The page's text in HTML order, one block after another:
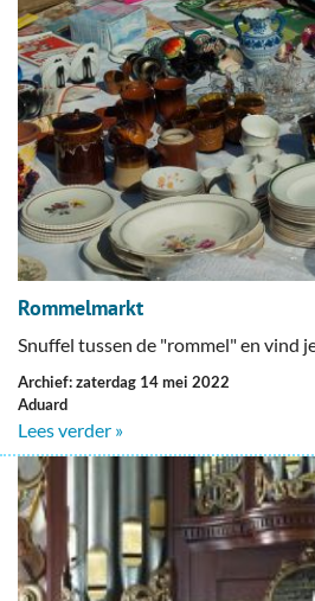
Rommelmarkt
Snuffel tussen de "rommel" en vind
Archief: zaterdag 14 mei 2022
Aduard
Lees verder »